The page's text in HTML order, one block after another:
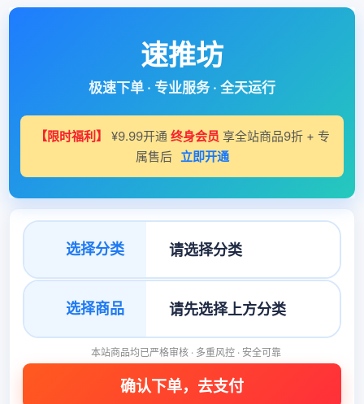
速推坊
极速下单 · 专业服务 · 全天运行
【限时福利】 ¥9.99开通 终身会员 享全站商品9折 + 专
属售后 立即开通
选择分类
选择商品
本站商品均已严格审核 · 多重风控 · 安全可靠